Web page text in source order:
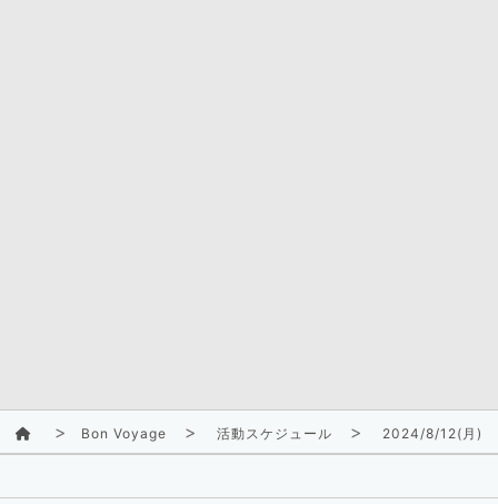
Bon Voyage 活動スケジュール 2024/8/12(月)